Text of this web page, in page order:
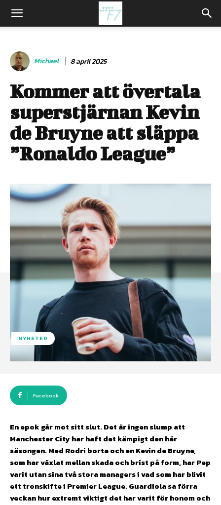
Michael 8 april 2025
Kommer att övertala
superstjärnan Kevin
de Bruyne att släppa
”Ronaldo League”
NYHETER
Facebook
En epok går mot sitt slut. Det är ingen slump att
Manchester City har haft det kämpigt den här
säsongen. Med Rodri borta och en Kevin de Bruyne,
som har växlat mellan skada och brist på form, har Pep
varit utan sina två stora managers i vad som har blivit
ett tronskifte i Premier League. Guardiola sa förra
veckan hur extremt viktigt det har varit för honom och